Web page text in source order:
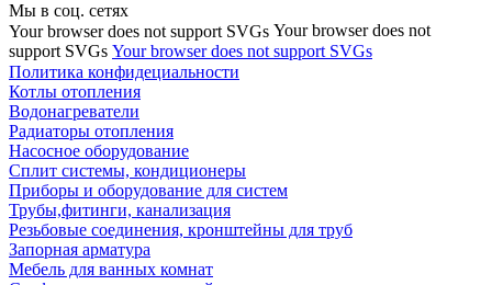
Мы в соц. сетях
Your browser does not support SVGs Your browser does not
support SVGs Your browser does not support SVGs
Политика конфидециальности
Котлы отопления
Водонагреватели
Радиаторы отопления
Насосное оборудование
Сплит системы, кондиционеры
Приборы и оборудование для систем
Трубы,фитинги, канализация
Резьбовые соединения, кронштейны для труб
Запорная арматура
Мебель для ванных комнат